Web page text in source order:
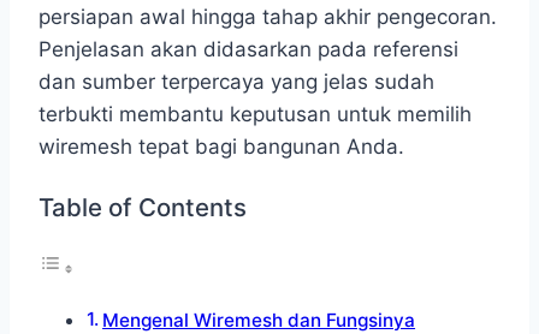
persiapan awal hingga tahap akhir pengecoran.
Penjelasan akan didasarkan pada referensi
dan sumber terpercaya yang jelas sudah
terbukti membantu keputusan untuk memilih
wiremesh tepat bagi bangunan Anda.
Table of Contents
Mengenal Wiremesh dan Fungsinya